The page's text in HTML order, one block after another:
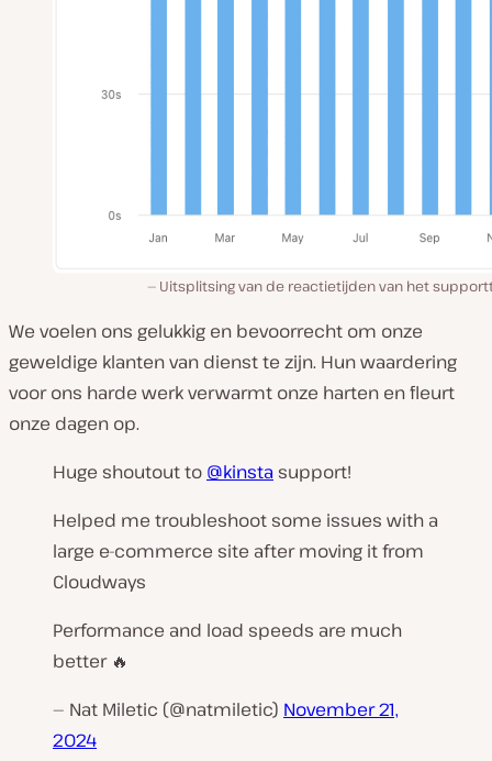
Uitsplitsing van de reactietijden van het
We voelen ons gelukkig en bevoorrecht om onze
geweldige klanten van dienst te zijn. Hun waardering
voor ons harde werk verwarmt onze harten en fleurt
onze dagen op.
Huge shoutout to @kinsta support!
Helped me troubleshoot some issues with a
large e-commerce site after moving it from
Cloudways
Performance and load speeds are much
better 🔥
— Nat Miletic (@natmiletic) November 21,
2024